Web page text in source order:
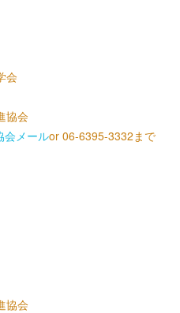
会
協会
会メールor 06-6395-3332まで
協会